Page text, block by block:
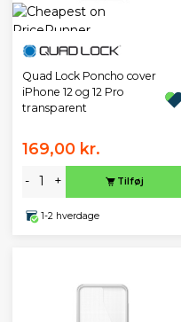
Quad Lock Poncho cover
iPhone 12 og 12 Pro
transparent
169,00 kr.
- + Tilføj
1-2 hverdage